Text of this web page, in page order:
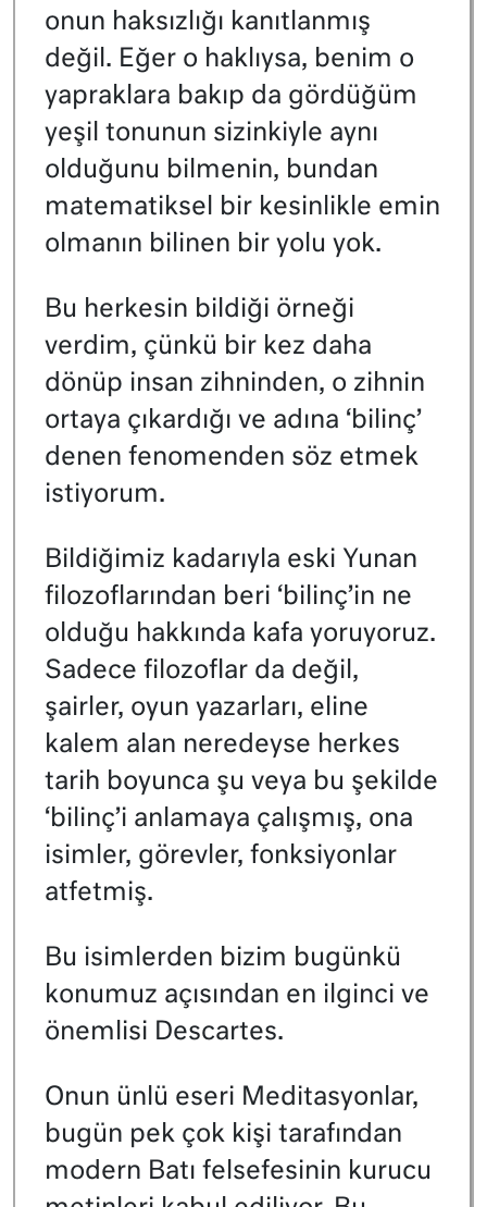
onun haksızlığı kanıtlanmış
değil. Eğer o haklıysa, benim o
yapraklara bakıp da gördüğüm
yeşil tonunun sizinkiyle aynı
olduğunu bilmenin, bundan
matematiksel bir kesinlikle emin
olmanın bilinen bir yolu yok.
Bu herkesin bildiği örneği
verdim, çünkü bir kez daha
dönüp insan zihninden, o zihnin
ortaya çıkardığı ve adına ‘bilinç’
denen fenomenden söz etmek
istiyorum.
Bildiğimiz kadarıyla eski Yunan
filozoflarından beri ‘bilinç’in ne
olduğu hakkında kafa yoruyoruz.
Sadece filozoflar da değil,
şairler, oyun yazarları, eline
kalem alan neredeyse herkes
tarih boyunca şu veya bu şekilde
‘bilinç’i anlamaya çalışmış, ona
isimler, görevler, fonksiyonlar
atfetmiş.
Bu isimlerden bizim bugünkü
konumuz açısından en ilginci ve
önemlisi Descartes.
Onun ünlü eseri Meditasyonlar,
bugün pek çok kişi tarafından
modern Batı felsefesinin kurucu